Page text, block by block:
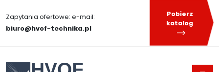
Zapytania ofertowe: e-mail:
biuro@hvof-technika.pl
Pobierz
katalog